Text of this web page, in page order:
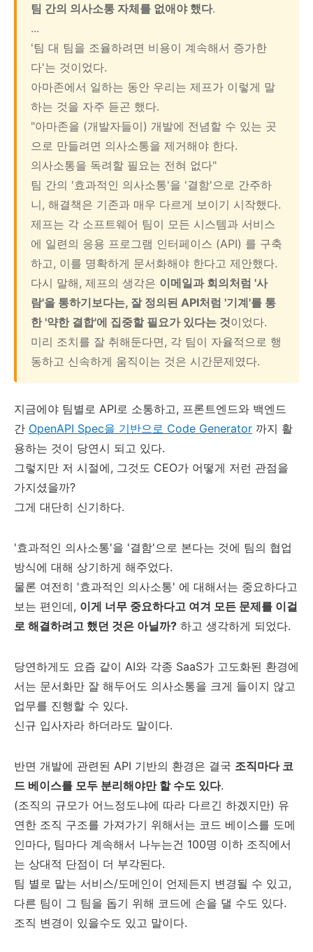
팀 간의 의사소통 자체를 없애야 했다.
...
'팀 대 팀을 조율하려면 비용이 계속해서 증가한
다'는 것이었다.
아마존에서 일하는 동안 우리는 제프가 이렇게 말
하는 것을 자주 듣곤 했다.
"아마존을 (개발자들이) 개발에 전념할 수 있는 곳
으로 만들려면 의사소통을 제거해야 한다.
의사소통을 독려할 필요는 전혀 없다"
팀 간의 '효과적인 의사소통'을 '결함'으로 간주하
니, 해결책은 기존과 매우 다르게 보이기 시작했다.
제프는 각 소프트웨어 팀이 모든 시스템과 서비스
에 일련의 응용 프로그램 인터페이스 (API) 를 구축
하고, 이를 명확하게 문서화해야 한다고 제안했다.
다시 말해, 제프의 생각은 이메일과 회의처럼 '사
람'을 통하기보다는, 잘 정의된 API처럼 '기계'를 통
한 '약한 결합'에 집중할 필요가 있다는 것이었다.
미리 조치를 잘 취해둔다면, 각 팀이 자율적으로 행
동하고 신속하게 움직이는 것은 시간문제였다.
지금에야 팀별로 API로 소통하고, 프론트엔드와 백엔드
간 OpenAPI Spec을 기반으로 Code Generator 까지 활
용하는 것이 당연시 되고 있다.
그렇지만 저 시절에, 그것도 CEO가 어떻게 저런 관점을
가지셨을까?
그게 대단히 신기하다.
'효과적인 의사소통'을 '결함'으로 본다는 것에 팀의 협업
방식에 대해 상기하게 해주었다.
물론 여전히 '효과적인 의사소통' 에 대해서는 중요하다고
보는 편인데, 이게 너무 중요하다고 여겨 모든 문제를 이걸
로 해결하려고 했던 것은 아닐까? 하고 생각하게 되었다.
당연하게도 요즘 같이 AI와 각종 SaaS가 고도화된 환경에
서는 문서화만 잘 해두어도 의사소통을 크게 들이지 않고
업무를 진행할 수 있다.
신규 입사자라 하더라도 말이다.
반면 개발에 관련된 API 기반의 환경은 결국 조직마다 코
드 베이스를 모두 분리해야만 할 수도 있다.
(조직의 규모가 어느정도냐에 따라 다르긴 하겠지만) 유
연한 조직 구조를 가져가기 위해서는 코드 베이스를 도메
인마다, 팀마다 계속해서 나누는건 100명 이하 조직에서
는 상대적 단점이 더 부각된다.
팀 별로 맡는 서비스/도메인이 언제든지 변경될 수 있고,
다른 팀이 그 팀을 돕기 위해 코드에 손을 댈 수도 있다.
조직 변경이 있을수도 있고 말이다.